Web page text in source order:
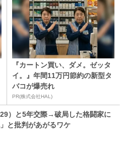
『カートン買い、ダメ。ゼッタ
イ。』年間11万円節約の新型タ
バコが爆売れ
PR(株式会社HAL)
）と5年交際→破局した格闘家に
」と批判があがるワケ